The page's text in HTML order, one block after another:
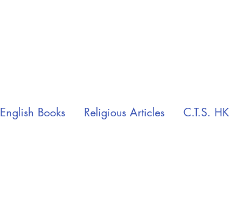
English Books Religious Articles C.T.S. HK